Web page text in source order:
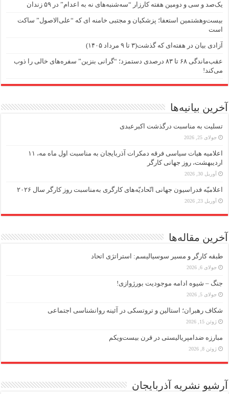
یک‌صد و سی و دومین هفته کارزار “سه‌شنبه‌های نه به اعدام” در ۵۹ زندان
بیست‌وهشتمین استعفا؛ پزشکیان و مجتبی خامنه ای که “علی‌الاصول” ساکت
است
آزادی بیان در هفته‌ای که گذشت(۳ تا ۹ مرداد ۱۴۰۵)
عقب‌ماندگی ۶۸ تا ۸۳ درصدی دستمزد؛ “گرانی بنزین” سفره‌های خالی را ذوب
می‌کند!
آخرین بیانیه‌ها
تسلیت به مناسبت درگذشت اکبرعبدی
جولای 25, 2026
اعلامیه هیات سیاسی فرقه دمکرات آذربایجان به مناسبت اول ماه مه، ۱۱
اردیبهشت، روز جهانی کارگر
آوریل 30, 2026
اعلامیّه فدراسیون جهانی اتّحادیّه‌های کارگری به‌مناسبت روز کارگر سال ۲۰۲۶
آوریل 23, 2026
آخرین مقاله‌ها
طبقه کارگر و مسیر سوسیالیسم: استراتژی اتحاد
جولای 6, 2026
جنگ – شیوه ادامه موجودیت بورژوازی!
جولای 5, 2026
شکاف رهبران؛ استالین و تروتسکی در آئینه روانشناسی اجتماعی
ژوئن 15, 2026
مبارزه ضد‌امپریالیستی در قرن بیست‌ویکم
ژوئن 8, 2026
آرشیو نشریه آذربایجان